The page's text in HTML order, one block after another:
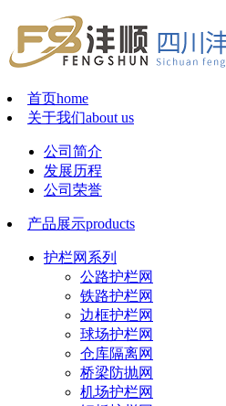
首页home
关于我们about us
公司简介
发展历程
公司荣誉
产品展示products
护栏网系列
公路护栏网
铁路护栏网
边框护栏网
球场护栏网
仓库隔离网
桥梁防抛网
机场护栏网